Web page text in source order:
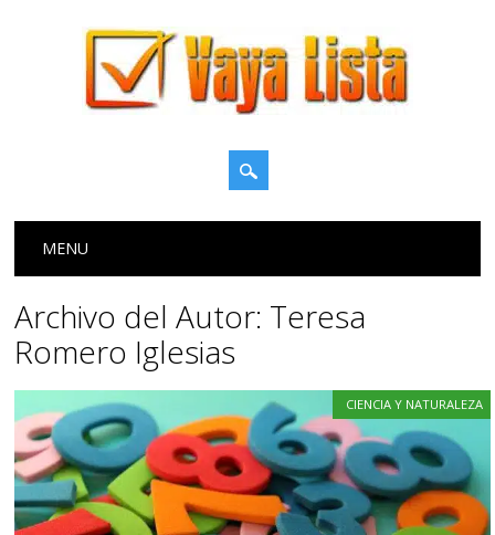
Menú principal
MENU
Archivo del Autor: Teresa
Romero Iglesias
CIENCIA Y NATURALEZA